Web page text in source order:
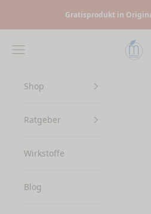
Gratisprodukt in
Myrto
Menü
Shop
Ratgeber
Wirkstoffe
Blog